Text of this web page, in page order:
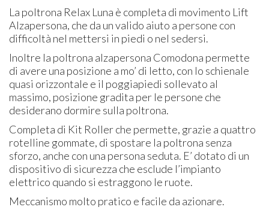
La poltrona Relax Luna è completa di movimento Lift
Alzapersona, che da un valido aiuto a persone con
difficoltà nel mettersi in piedi o nel sedersi.
Inoltre la poltrona alzapersona Comodona permette
di avere una posizione a mo’ di letto, con lo schienale
quasi orizzontale e il poggiapiedi sollevato al
massimo, posizione gradita per le persone che
desiderano dormire sulla poltrona.
Completa di Kit Roller che permette, grazie a quattro
rotelline gommate, di spostare la poltrona senza
sforzo, anche con una persona seduta. E’ dotato di un
dispositivo di sicurezza che esclude l’impianto
elettrico quando si estraggono le ruote.
Meccanismo molto pratico e facile da azionare.